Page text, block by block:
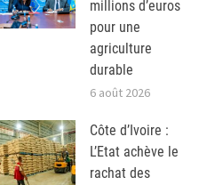
millions d’euros
pour une
agriculture
durable
6 août 2026
Côte d’Ivoire :
L’Etat achève le
rachat des